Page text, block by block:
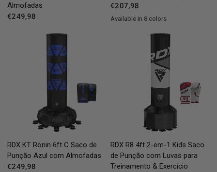
Almofadas
€249,98
€207,98
Available in 8 colors
QUICK VIEW
RDX KT Ronin 6ft C Saco de
Punção Azul com Almofadas
€249,98
QUICK VIEW
RDX R8 4ft 2-em-1 Kids Saco
de Punção com Luvas para
Treinamento & Exercício